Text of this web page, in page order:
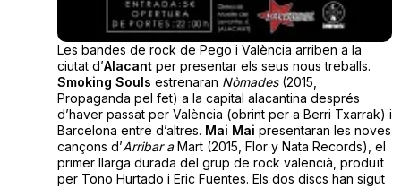
Les bandes de rock de Pego i València arriben a la
ciutat d’Alacantper presentar els seus nous treballs.
Smoking Souls estrenaran Nòmades (2015,
Propaganda pel fet) a la capital alacantina després
d’haver passat per València (obrint per a Berri Txarrak) i
Barcelona entre d’altres. Mai Mai presentaran les noves
cançons d’Arribar aMart (2015, Flor y Nata Records), el
primer llarga durada del grup de rock valencià, produït
per Tono Hurtado i Eric Fuentes. Els dos discs han sigut